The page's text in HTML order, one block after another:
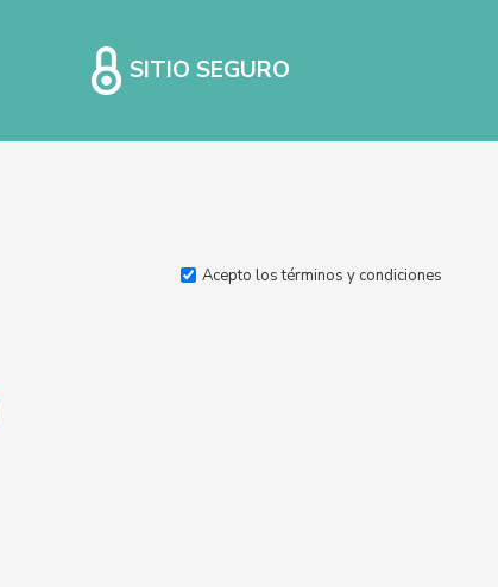
SITIO SEGURO
Acepto lostérminos y condiciones